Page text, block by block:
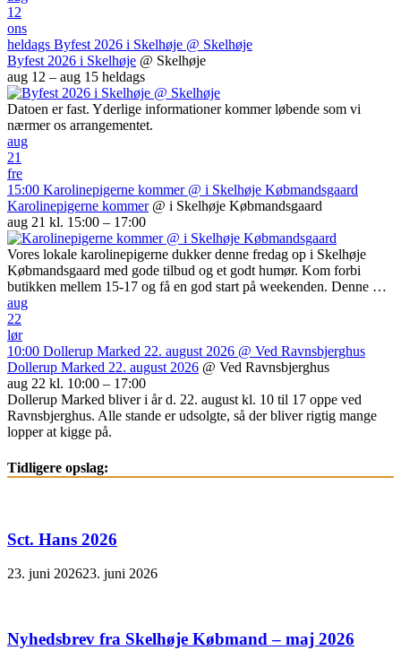
12
ons
heldags Byfest 2026 i Skelhøje @ Skelhøje
Byfest 2026 i Skelhøje @ Skelhøje
aug 12 – aug 15 heldags
Datoen er fast. Yderlige informationer kommer løbende som vi
nærmer os arrangementet.
aug
21
fre
15:00 Karolinepigerne kommer @ i Skelhøje Købmandsgaard
Karolinepigerne kommer @ i Skelhøje Købmandsgaard
aug 21 kl. 15:00 – 17:00
Vores lokale karolinepigerne dukker denne fredag op i Skelhøje
Købmandsgaard med gode tilbud og et godt humør. Kom forbi
butikken mellem 15-17 og få en god start på weekenden. Denne …
aug
22
lør
10:00 Dollerup Marked 22. august 2026 @ Ved Ravnsbjerghus
Dollerup Marked 22. august 2026 @ Ved Ravnsbjerghus
aug 22 kl. 10:00 – 17:00
Dollerup Marked bliver i år d. 22. august kl. 10 til 17 oppe ved
Ravnsbjerghus. Alle stande er udsolgte, så der bliver rigtig mange
lopper at kigge på.
Tidligere opslag:
Sct. Hans 2026
23. juni 202623. juni 2026
Nyhedsbrev fra Skelhøje Købmand – maj 2026